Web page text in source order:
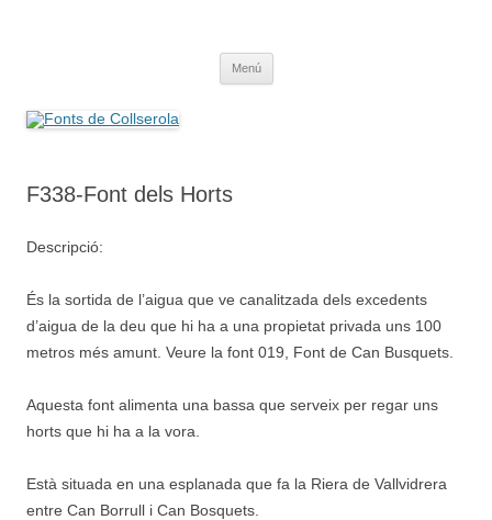
Menú
F338-Font dels Horts
Descripció:
És la sortida de l’aigua que ve canalitzada dels excedents
d’aigua de la deu que hi ha a una propietat privada uns 100
metros més amunt. Veure la font 019, Font de Can Busquets.
Aquesta font alimenta una bassa que serveix per regar uns
horts que hi ha a la vora.
Està situada en una esplanada que fa la Riera de Vallvidrera
entre Can Borrull i Can Bosquets.